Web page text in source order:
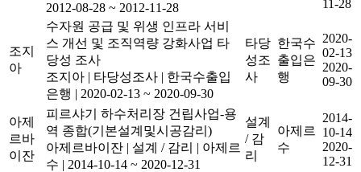
2012-08-28 ~ 2012-11-28 11-28
조지
아
수자원 공급 및 위생 인프라 서비
스 개선 및 조직역량 강화사업 타
당성 조사
조지아 | 타당성조사 | 한국수출입
은행 | 2020-02-13 ~ 2020-09-30
타당
성조
사
한국수
출입은
행
2020-
02-13
2020-
09-30
아제
르바
이잔
피르샤기 하수처리장 건립사업-용
역 종합(기본설계및시공감리)
아제르바이잔 | 설계 / 감리 | 아제르
수 | 2014-10-14 ~ 2020-12-31
설계
/ 감
리
아제르
수
2014-
10-14
2020-
12-31